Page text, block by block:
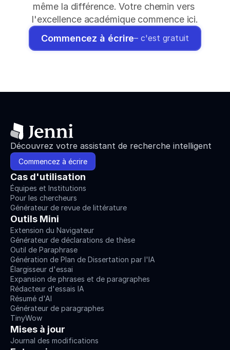
même la différence. Votre chemin vers
l'excellence académique commence ici.
Commencez à écrire– c'est gratuit
Découvrez votre assistant de recherche intelligent
Commencez à écrire
Cas d'utilisation
Équipes et Institutions
Pour les chercheurs
Générateur de revue de littérature
Outils Mini
Extension du Navigateur
Générateur de déclarations de thèse
Outil de Paraphrase
Génération de Plan de Dissertation par l'IA
Élargisseur d'essai
Expansion de phrases et de paragraphes
Rédacteur d'essais IA
Résumé d'AI
Générateur de paragraphes
TinyWow
Mises à jour
Journal des modifications